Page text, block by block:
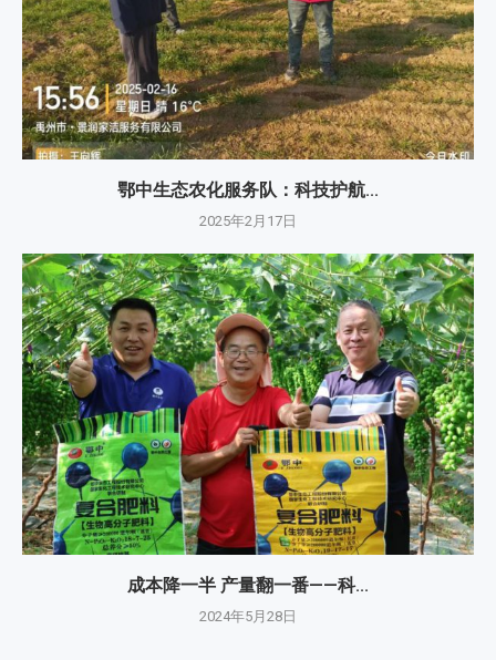
鄂中生态农化服务队：科技护航...
2025年2月17日
成本降一半 产量翻一番——科...
2024年5月28日